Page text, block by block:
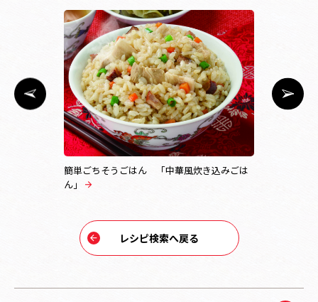
簡単ごちそうごはん 「中華風炊き込みごは
ん」
レシピ検索へ戻る